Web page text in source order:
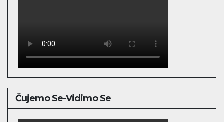
Čujemo Se-Vidimo Se